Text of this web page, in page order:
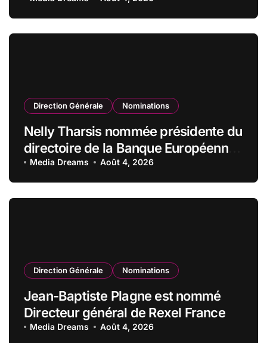
qualité de vice-président du conseil
d’administration
Direction Générale Nominations
Nelly Tharsis nommée présidente du
directoire de la Banque Européenne
du Crédit Mutuel
Media Dreams Août 4, 2026
Direction Générale Nominations
Jean-Baptiste Plagne est nommé
Directeur général de Rexel France
Media Dreams Août 4, 2026